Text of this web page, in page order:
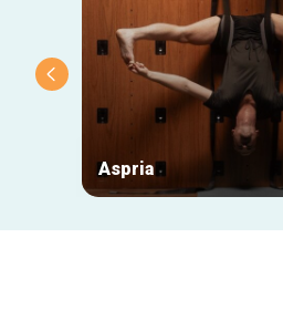
Aspria